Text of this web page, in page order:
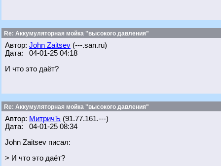
Re: Аккумуляторная мойка "высокого давления"
Автор: John Zaitsev (---.san.ru)
Дата: 04-01-25 04:18
И что это даёт?
Re: Аккумуляторная мойка "высокого давления"
Автор: МитричЪ (91.77.161.---)
Дата: 04-01-25 08:34
John Zaitsev писал:
> И что это даёт?